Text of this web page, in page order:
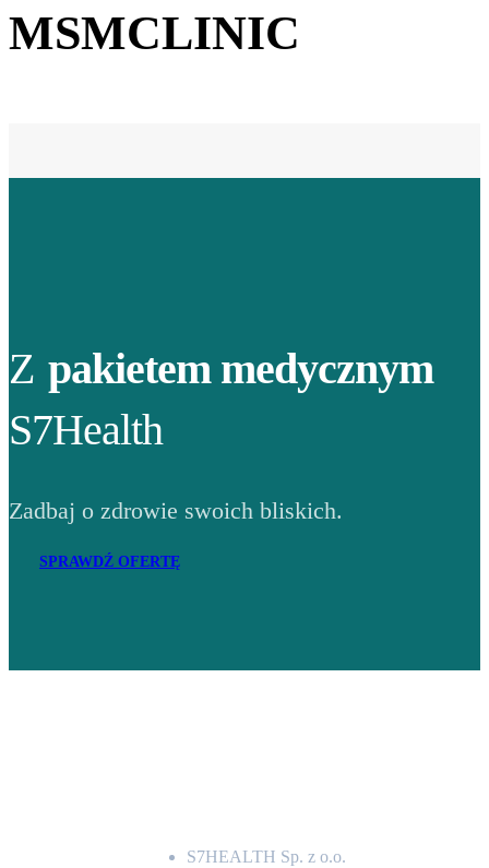
MSMCLINIC
Z pakietem medycznym
S7Health
Zadbaj o zdrowie swoich bliskich.
SPRAWDŹ OFERTĘ
S7HEALTH Sp. z o.o.